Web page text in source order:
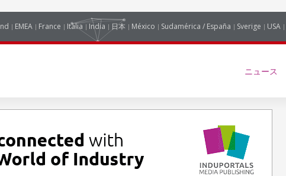
EMEA France Italia India 日本 México Sudamérica / España Sverige USA
ニュース